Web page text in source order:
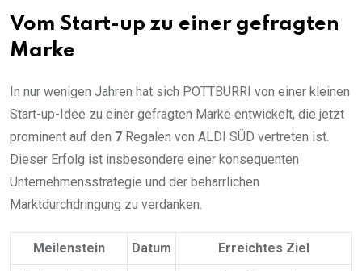
Vom Start-up zu einer gefragten
Marke
In nur wenigen Jahren hat sich POTTBURRI von einer kleinen
Start-up-Idee zu einer gefragten Marke entwickelt, die jetzt
prominent auf den 7 Regalen von ALDI SÜD vertreten ist.
Dieser Erfolg ist insbesondere einer konsequenten
Unternehmensstrategie und der beharrlichen
Marktdurchdringung zu verdanken.
Meilenstein Datum Erreichtes Ziel